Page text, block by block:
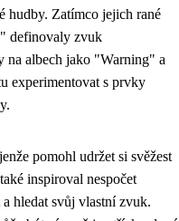
hudby. Zatímco jejich rané
definovaly zvuk
na albech jako "Warning" a
experimentovat s prvky
pomohl udržet si svěžest
inspiroval nespočet
hledat svůj vlastní zvuk.